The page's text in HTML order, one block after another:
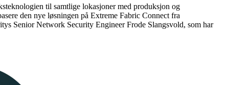
til samtlige lokasjoner med produksjon og
den nye løsningen på Extreme Fabric Connect fra
Senior Network Security Engineer Frode Slangsvold, som har